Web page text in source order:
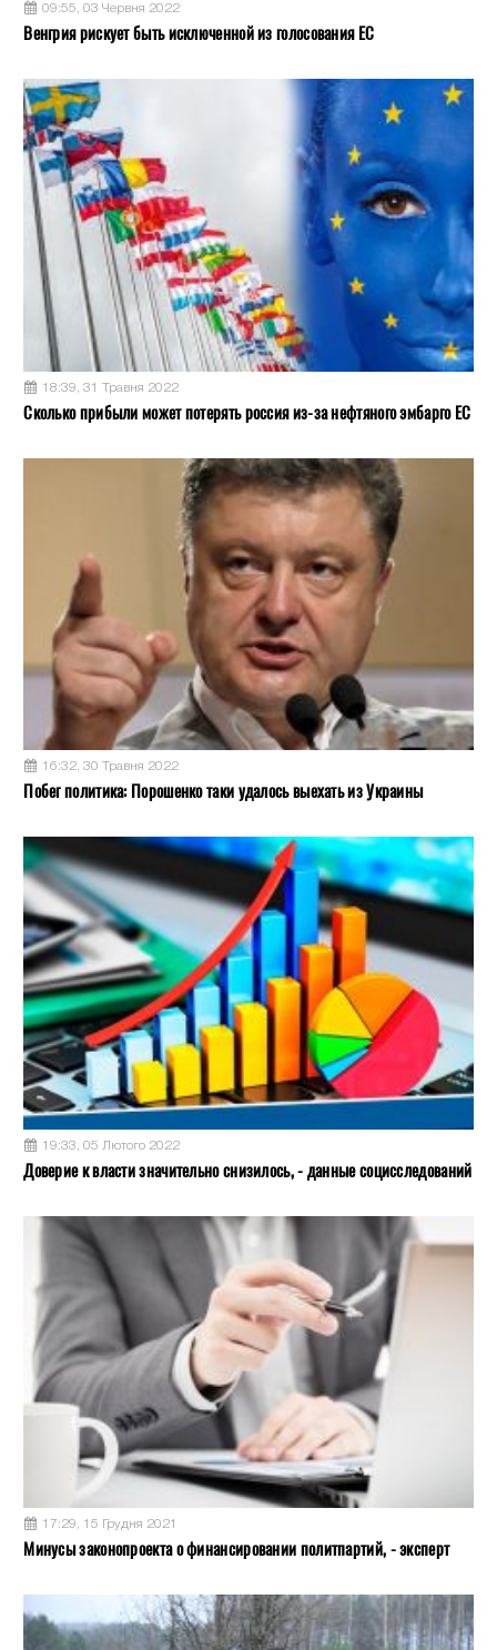
09:55, 03 Червня 2022
Венгрия рискует быть исключенной из голосования ЕС
18:39, 31 Травня 2022
Сколько прибыли может потерять россия из-за нефтяного эмбарго ЕС
16:32, 30 Травня 2022
Побег политика: Порошенко таки удалось выехать из Украины
19:33, 05 Лютого 2022
Доверие к власти значительно снизилось, - данные социсследований
17:29, 15 Грудня 2021
Минусы законопроекта о финансировании политпартий, - эксперт